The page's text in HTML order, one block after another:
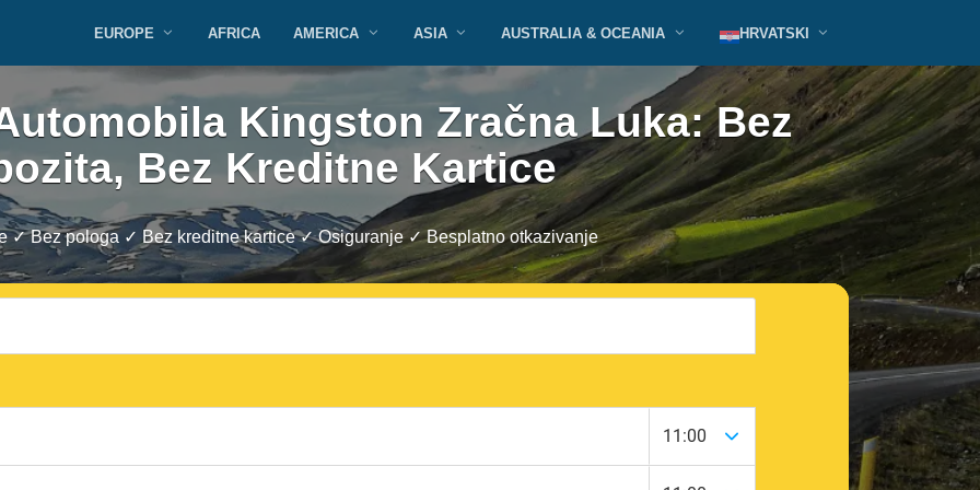
EUROPE AFRICA AMERICA ASIA AUSTRALIA & OCEANIA HRVATSKI
Kingston Zračna Luka: Bez
Bez Kreditne Kartice
✓ Bez pologa ✓ Bez kreditne kartice ✓ Osiguranje ✓ Besplatno otkazivanje